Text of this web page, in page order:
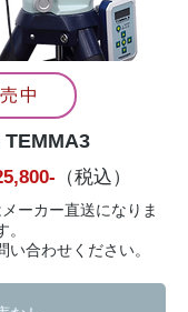
中
TEMMA3
（税込）
ーカー直送になりま
。
合わせください。